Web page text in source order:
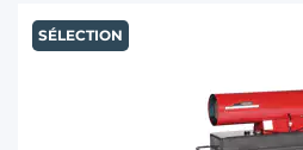
SÉLECTION